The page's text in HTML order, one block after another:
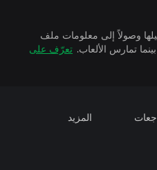
وصولاً إلى معلومات ملف
تعرّف على
المزيد